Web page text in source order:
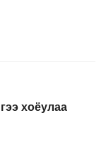
хоёулаа